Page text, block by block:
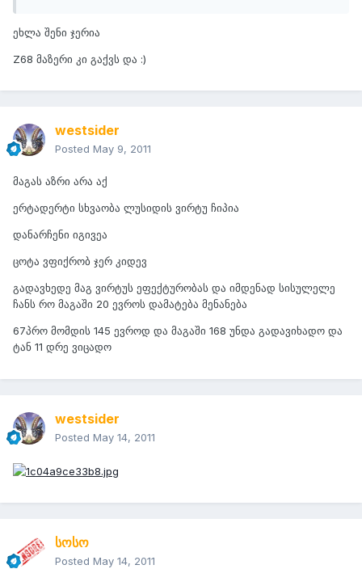
ეხლა შენი ჯერია
Z68 მაზერი კი გაქვს და :)
westsider
Posted May 9, 2011
მაგას აზრი არა აქ
ერტადერტი სხვაობა ლუსიდის ვირტუ ჩიპია
დანარჩენი იგივეა
ცოტა ვფიქრობ ჯერ კიდევ
გადავხედე მაგ ვირტუს ეფექტურობას და იმდენად სისულელე
ჩანს რო მაგაში 20 ევროს დამატება მენანება
67პრო მომდის 145 ევროდ და მაგაში 168 უნდა გადავიხადო და
ტან 11 დრე ვიცადო
westsider
Posted May 14, 2011
სოსო
Posted May 14, 2011